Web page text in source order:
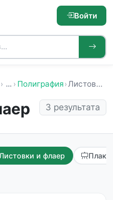
Войти
… Полиграфия Листовки и флаер
3 результата
и флаер